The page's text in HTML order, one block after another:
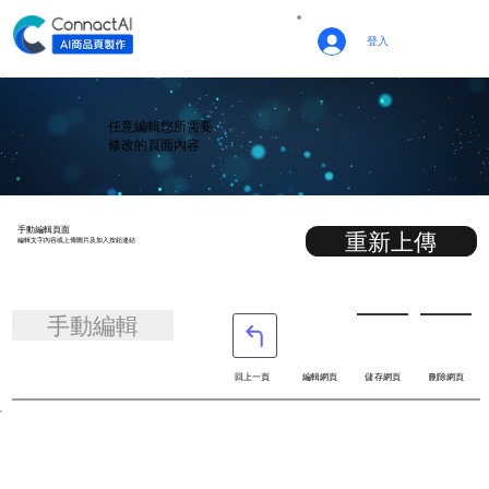
登入
任意編輯您所需要
修改的頁面內容
​手動編輯頁面
​編輯文字內容或上傳圖片及加入按鈕連結 重新上傳
手動編輯
刪除網頁
儲存網頁
編輯網頁
回上一頁